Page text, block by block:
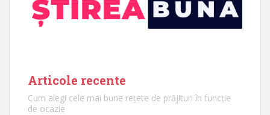
Articole recente
Cum alegi cele mai bune rețete de prăjituri în funcție
de ocazie